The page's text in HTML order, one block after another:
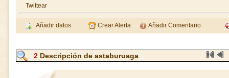
Twittear
Añadir datos Crear Alerta Añadir Comentario
2 Descripción de astaburuaga